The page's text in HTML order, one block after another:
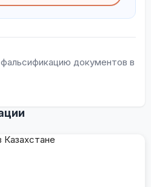
документов в